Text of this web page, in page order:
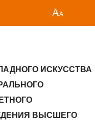
ИСКУССТВА
ВЫСШЕГО